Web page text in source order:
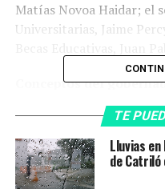
Matías Novoa Haidar; el
Universitarias, Jaime
Conceptos del
El gobernador de La
conjunto con el equipo
provincial para
educación pampeana.
Destacó el diálogo y los
TE
Lluvias
de Catriló